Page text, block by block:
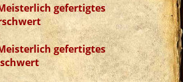
gefertigtes
gefertigtes